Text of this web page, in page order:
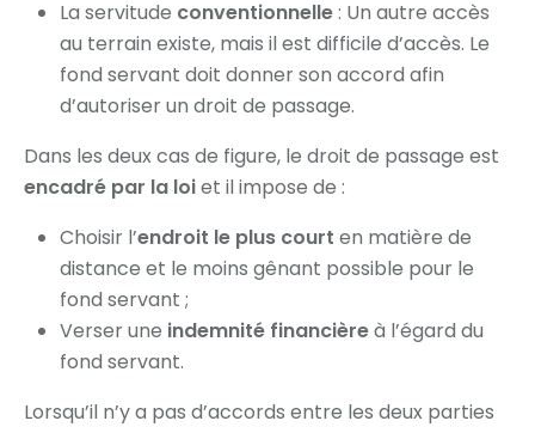
La servitude conventionnelle: Un autre accès
au terrain existe, mais il est difficile d’accès. Le
fond servant doit donner son accord afin
d’autoriser un droit de passage.
Dans les deux cas de figure, le droit de passage est
encadré par la loiet il impose de :
Choisir l’endroit le plus court en matière de
distance et le moins gênant possible pour le
fond servant ;
Verser une indemnité financièreà l’égard du
fond servant.
Lorsqu’il n’y a pas d’accords entre les deux parties